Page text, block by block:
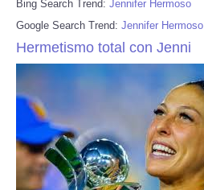
Bing Search Trend: Jennifer Hermoso
Google Search Trend: Jennifer Hermoso
Hermetismo total con Jenni